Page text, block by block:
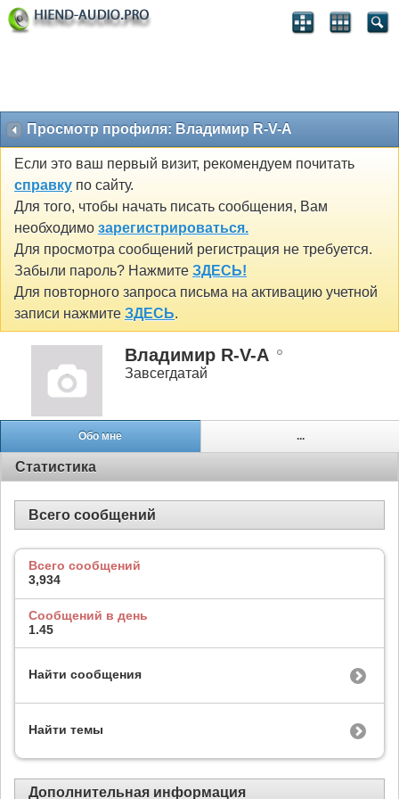
Просмотр профиля: Владимир R-V-A
Если это ваш первый визит, рекомендуем почитать
справку по сайту.
Для того, чтобы начать писать сообщения, Вам
необходимо зарегистрироваться.
Для просмотра сообщений регистрация не требуется.
Забыли пароль? Нажмите ЗДЕСЬ!
Для повторного запроса письма на активацию учетной
записи нажмите ЗДЕСЬ.
Владимир R-V-A
Завсегдатай
Обо мне ...
Статистика
Всего сообщений
Всего сообщений
3,934
Сообщений в день
1.45
Найти сообщения
Найти темы
Дополнительная информация